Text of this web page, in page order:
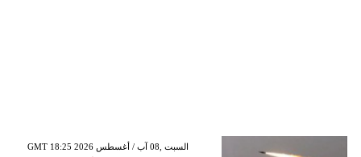
GMT 18:25 2026 السبت ,08 آب / أغسطس